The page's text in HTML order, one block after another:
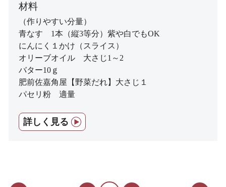
材料
（作りやすい分量）
青なす 1本（縦3等分）紫や白でもOK
にんにく１かけ（スライス）
オリーブオイル 大さじ1～2
バター10ｇ
肥前佐嘉角屋【野菜だれ】大さじ１
パセリ粉 適量
詳しく見る